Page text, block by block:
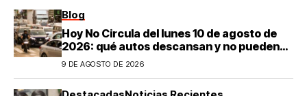
Blog
Hoy No Circula del lunes 10 de agosto de
2026: qué autos descansan y no pueden
salir en CDMX y el Estado de México; estos
9 DE AGOSTO DE 2026